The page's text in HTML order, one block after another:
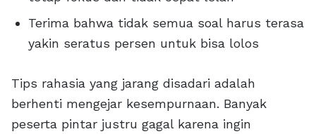
Terima bahwa tidak semua soal harus terasa
yakin seratus persen untuk bisa lolos
Tips rahasia yang jarang disadari adalah
berhenti mengejar kesempurnaan. Banyak
peserta pintar justru gagal karena ingin